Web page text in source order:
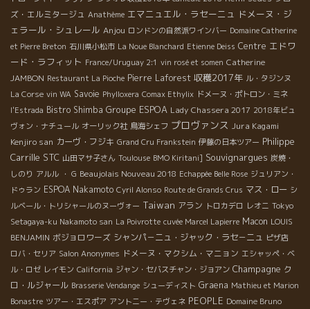
ズ・エルミタージュ Anathème エマニュエル・ラセーニュ ドメーヌ・ジ
ェラール・シュレール Anjou ロンドンの自然派ワインバー Domaine Catherine
et Pierre Breton 石川県小松市 La Noue Blanchard Etienne Deiss Centre エドワ
ード・ラフィット France/Uruguay 2:1 vin rosé et somen Catherine
JAMBON Restaurant La Pioche Pierre Laforest 収穫2017年 ル・タジンヌ
La Corse vin WA Savoie Phylloxera Comax Ethylix ドメーヌ・ポトロン・ミネ
l'Estrada Bistro Shimba Groupe ESPOA Lady Chassera 2017 2018年ビュ
ヴォン・ナチュール オーリック社 鳥海シェフ プロヴァンス Jura Kagami
Kenjiro san カーヴ・フジキ Grand Cru Frankstein 伊藤の日本ツアー Philippe
Carrille STC 山田マサ子さん Toulouse BMO Kiritani] Souvignargues 炭焼・
しのり アルル ・ G Beaujolais Nouveau 2018 Echappée Belle Rose ジュリアン・
ドゥラン ESPOA Nakamoto Cyril Alonso Route de Grands Crus マス・ロー シ
ルベール・トリシャールのヌーヴォー Taiwan アラン トロカデロ レオニ Tokyo
Setagaya-ku Nakamoto san La Poivrotte cuvée Marcel Lapierre Macon LOUIS
BENJAMIN ボジョロワーズ シャンパ－ニュ・ジャック・ラセ－ニュ ピザ店
ロバ・セリア Salon Anonymes ドメーヌ・マクシム・マニョン エシャッペ・ベ
ル・ロゼ レイモン California ジャン・セバスチャン・ジョアン Champagne ク
ロ・ルジャール Brasserie Vendange シューディスト Graena Mathieu et Marion
Bonastre ツアー・エスポア アントニー・テヴェネ PEOPLE Domaine Bruno